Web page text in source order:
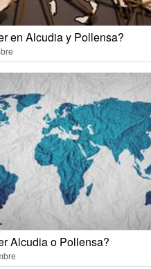
en Alcudia y Pollensa?
Alcudia o Pollensa?